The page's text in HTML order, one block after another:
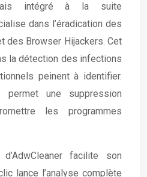
intégré à la suite
dans l’éradication des
des Browser Hijackers. Cet
la détection des infections
peinent à identifier.
permet une suppression
les programmes
facilite son
lance l’analyse complète